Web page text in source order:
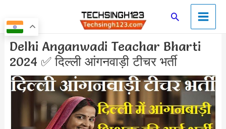
to
content
SearchMain
Menu
Delhi Anganwadi Teachar Bharti
2024 ✅ दिल्ली आंगनवाड़ी टीचर भर्ती
Post
navigation